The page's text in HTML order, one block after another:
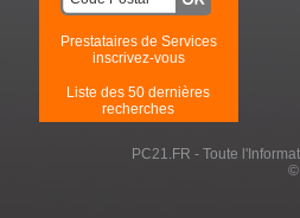
Prestataires de Services
inscrivez-vous
Liste des 50 dernières
recherches
PC21.FR - Toute
©